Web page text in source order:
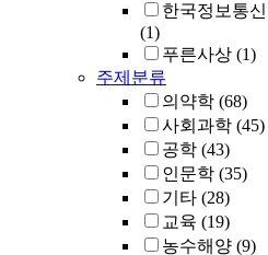
한국정보통
(1)
푸른사상 (1)
주제분류
의약학 (68)
사회과학 (45)
공학 (43)
인문학 (35)
기타 (28)
교육 (19)
농수해양 (9)